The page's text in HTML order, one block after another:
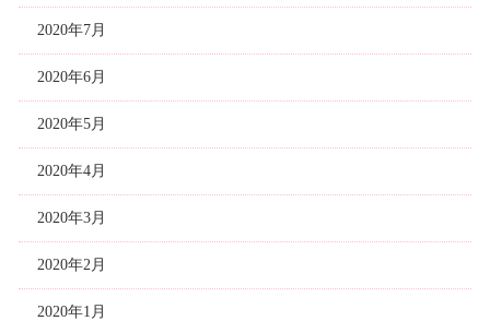
2020年7月
2020年6月
2020年5月
2020年4月
2020年3月
2020年2月
2020年1月